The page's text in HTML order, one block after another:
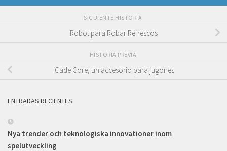
SIGUIENTE HISTORIA
Robot para Robar Refrescos
HISTORIA PREVIA
iCade Core, un accesorio para jugones
ENTRADAS RECIENTES
Nya trender och teknologiska innovationer inom
spelutveckling